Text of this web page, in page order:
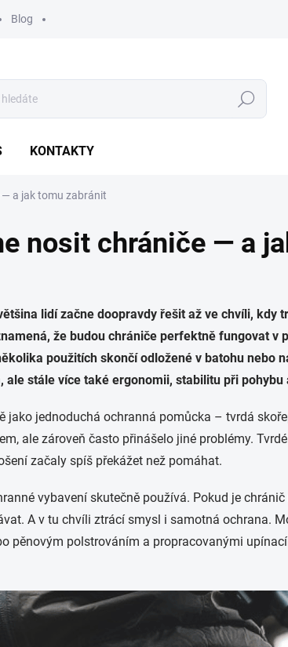
Blog
Hledat
KONTAKTY
a jak tomu zabránit
nosit chrániče — a
lidí začne doopravdy řešit až ve chvíli, kdy
že budou chrániče perfektně fungovat v
použitích skončí odložené v batohu nebo
stále více také ergonomii, stabilitu při
jednoduchá ochranná pomůcka – tvrdá
ale zároveň často přinášelo jiné problémy.
začaly spíš překážet než pomáhat.
vybavení skutečně používá. Pokud je
A v tu chvíli ztrácí smysl i samotná ochrana.
pěnovým polstrováním a propracovanými